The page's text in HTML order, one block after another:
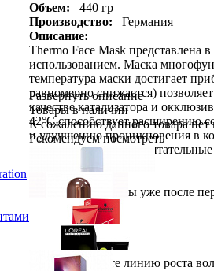
Объем:
440 гр
Производство:
Германия
Описание:
Thermo Face Mask представлена
использованием. Маска
температура маски достигает
равномерно снижается)
качестве катализатора и
42°C способствует расширению
и улучшению проникновения в
идеально доставляет
Изменения заметны уже после
ПРИМЕНЕНИЕ:
Шаг 1: Защитите линию роста
Развернуть описание
Товары в наличии
К сожалению данного товара нет
Рекомендуем посмотреть